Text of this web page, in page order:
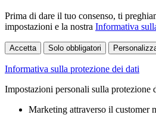
Prima di dare il tuo consenso, ti
impostazioni e la nostra Informativa
Accetta Solo obbligatori
Informativa sulla protezione dei dati
Impostazioni personali sulla protezione
Marketing attraverso il customer